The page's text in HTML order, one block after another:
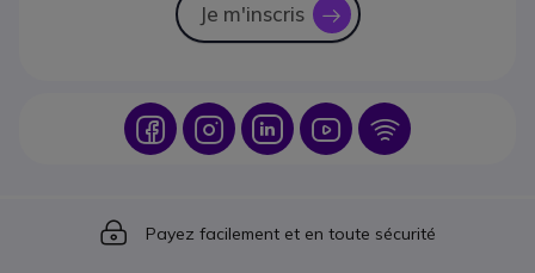
Je m'inscris icon
Icon IconIcon Icon Icon
Icon
Payez facilement et en toute sécurité